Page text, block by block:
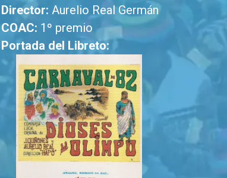
Director: Aurelio Real Germán
COAC: 1º premio
Portada del Libreto: